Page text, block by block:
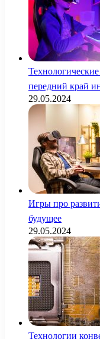
передний край
29.05.2024
Игры про
будущее
29.05.2024
Технологии